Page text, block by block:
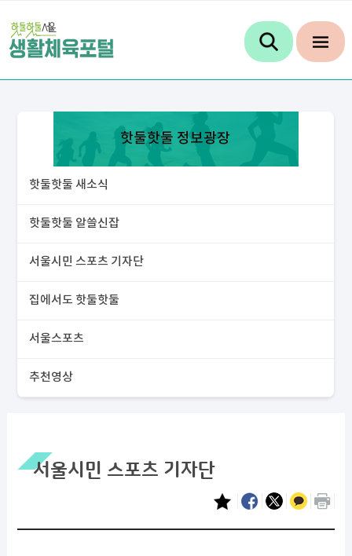
핫둘핫둘 정보광장
핫둘핫둘 새소식
핫둘핫둘 알쓸신잡
서울시민 스포츠 기자단
집에서도 핫둘핫둘
서울스포츠
추천영상
서울시민 스포츠 기자단